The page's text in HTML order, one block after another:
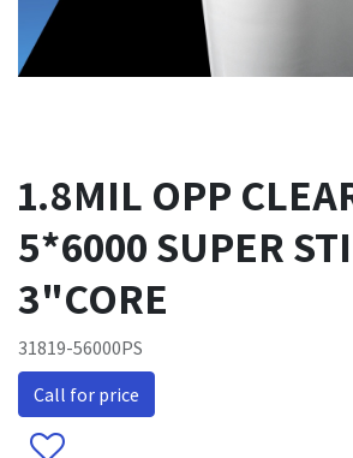
1.8MIL OPP
5*6000 SUPER
3"CORE
31819-56000PS
Call for price